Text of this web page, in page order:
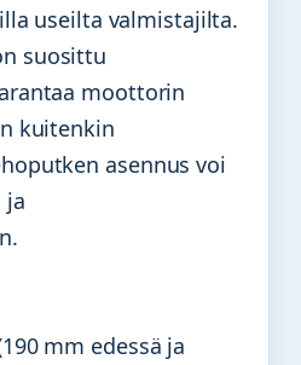
useilta valmistajilta.
suosittu
moottorin
kuitenkin
asennus voi
ja
mm edessä ja